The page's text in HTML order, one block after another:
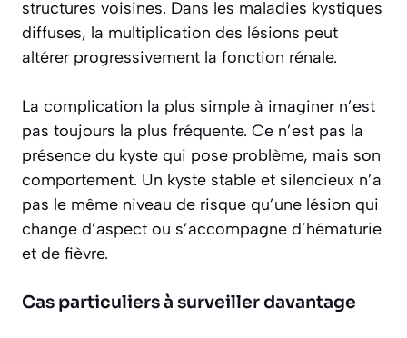
structures voisines. Dans les maladies kystiques
diffuses, la multiplication des lésions peut
altérer progressivement la fonction rénale.
La complication la plus simple à imaginer n’est
pas toujours la plus fréquente. Ce n’est pas la
présence du kyste qui pose problème, mais son
comportement. Un kyste stable et silencieux n’a
pas le même niveau de risque qu’une lésion qui
change d’aspect ou s’accompagne d’hématurie
et de fièvre.
Cas particuliers à surveiller davantage